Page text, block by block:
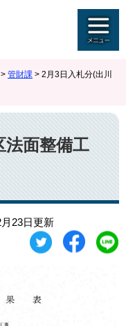
> 管財課 > 2月3日入札分(出川
法面整備工
23日更新